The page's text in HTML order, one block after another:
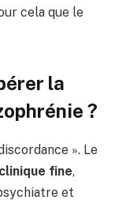
cela que le
la
?
». Le
fine,
et